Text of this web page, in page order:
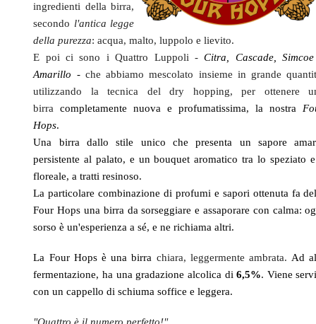
ingredienti della birra,
secondo l'antica legge
della purezza: acqua, malto, luppolo e lievito.
E poi ci sono i Quattro Luppoli -Citra, Cascade,
Amarillo - che abbiamo mescolato insieme in grande
utilizzando la tecnica del dry hopping, per ottenere
birracompletamente nuova e profumatissima, la nostra
Hops.
Una birra dallo stile unico che presenta un sapore
persistente al palato, e un bouquet aromatico tra lo speziato
floreale, a tratti resinoso.
La particolare combinazione di profumi e sapori ottenuta fa
Four Hops una birra da sorseggiare e assaporare con calma:
sorso è un'esperienza a sé, e ne richiama altri.
La Four Hops è una birra chiara, leggermente ambrata. Ad
fermentazione, ha una gradazione alcolica di6,5%. Viene
con un cappello di schiuma soffice e leggera.